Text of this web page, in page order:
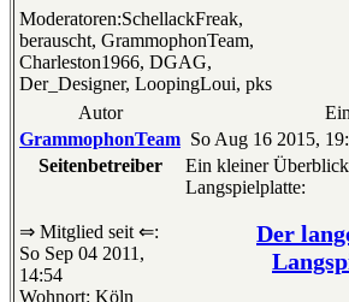
Moderatoren:SchellackFreak,
berauscht, GrammophonTeam,
Charleston1966, DGAG,
Der_Designer, LoopingLoui, pks
Autor
GrammophonTeam So Aug 16 2015,
Seitenbetreiber
⇒ Mitglied seit ⇐:
So Sep 04 2011,
14:54
Wohnort: Köln
Ein kleiner
Langspielplatte:
Der